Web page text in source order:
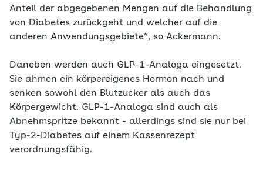
Anteil der abgegebenen Mengen auf die Behandlung
von Diabetes zurückgeht und welcher auf die
anderen Anwendungsgebiete“, so Ackermann.
Daneben werden auch GLP-1-Analoga eingesetzt.
Sie ahmen ein körpereigenes Hormon nach und
senken sowohl den Blutzucker als auch das
Körpergewicht. GLP-1-Analoga sind auch als
Abnehmspritze bekannt - allerdings sind sie nur bei
Typ-2-Diabetes auf einem Kassenrezept
verordnungsfähig.